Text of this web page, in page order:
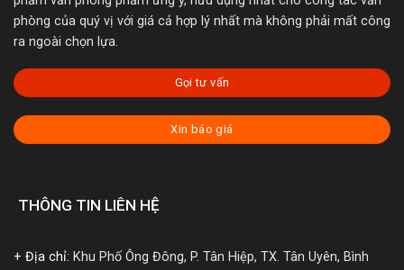
phòng của quý vị với giá cả hợp lý nhất mà không phải mất công
ra ngoài chọn lựa.
Gọi tư vấn
Xin báo giá
THÔNG TIN LIÊN HỆ
+ Địa chỉ: Khu Phố Ông Đông, P. Tân Hiệp, TX. Tân Uyên, Bình